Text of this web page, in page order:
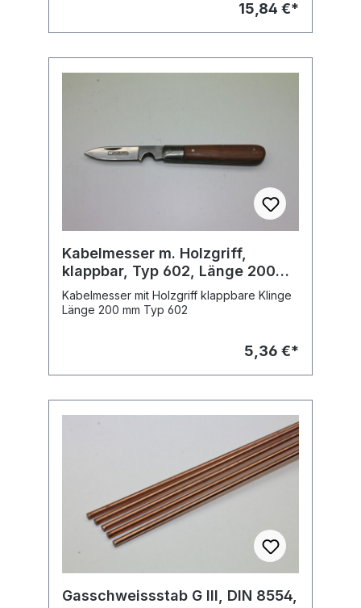
Stahl, mit starkem Dauermagnet Abtrieb: für
6,3 besonders geeignet zum Arbeiten an
15,84 €*
Kabelmesser m. Holzgriff,
klappbar, Typ 602, Länge 200
mm
Kabelmesser mit Holzgriff klappbare Klinge
Länge 200 mm Typ 602
5,36 €*
Gasschweissstab G III, DIN 8554,